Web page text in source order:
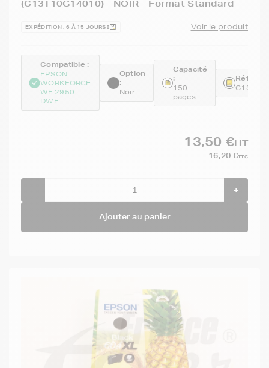
(C13T10G14010) - NOIR - Format Standard
EXPÉDITION : 6 À 15 JOURS Voir le produit
Compatible :
EPSON
WORKFORCE
WF 2950
DWF
Option
:
Noir
Capacité
:
150
pages
13,50 €HT
16,20 €TTC
- +
Ajouter au panier